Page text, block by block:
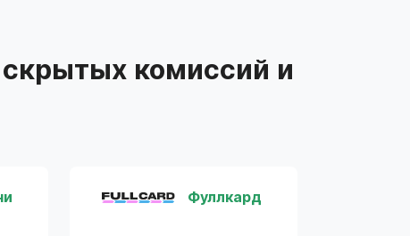
комиссий и
Фуллкард